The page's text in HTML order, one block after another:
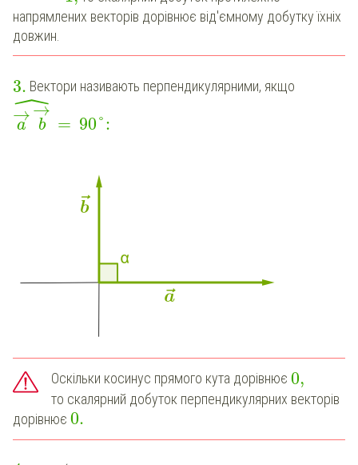
напрямлених векторів дорівнює від'ємному добутку їхніх
довжин.
3. Вектори називають перпендикулярними, якщо
a
→
b
→
ˆ = 90°:
Оскільки косинус прямого кута дорівнює 0,
то скалярний добуток перпендикулярних векторів
дорівнює 0.